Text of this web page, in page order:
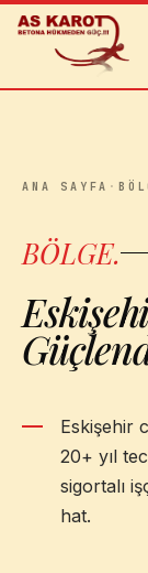
İçeriğe atla
ANA SAYFA ·
BÖLGE.
Eskişehir
20+ yıl
sigortalı
hat.